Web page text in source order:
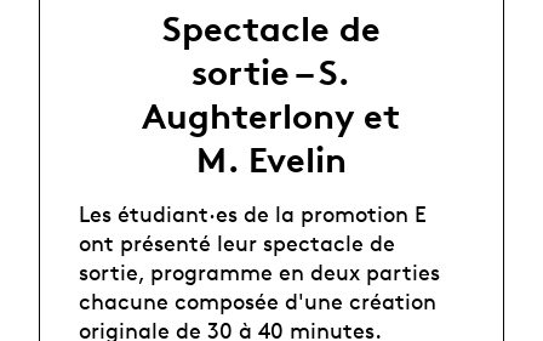
Spectacle de
sortie – S.
Aughterlony et
M. Evelin
Les étudiant·es de la promotion E
ont présenté leur spectacle de
sortie, programme en deux parties
chacune composée d'une création
originale de 30 à 40 minutes.